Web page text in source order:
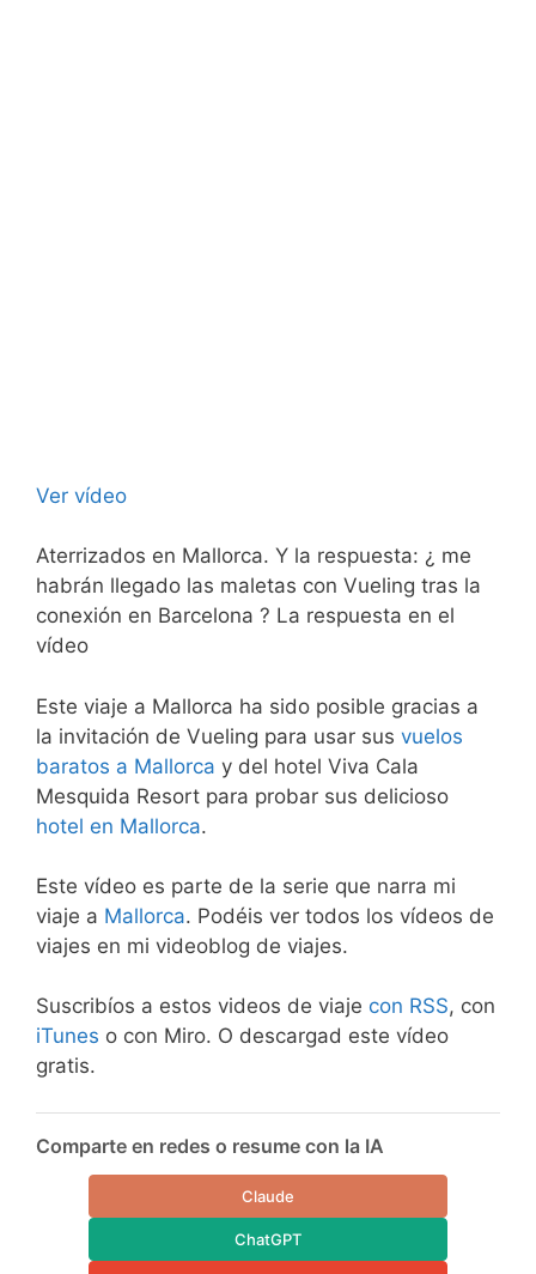
Ver vídeo
Aterrizados en Mallorca. Y la respuesta: ¿ me
habrán llegado las maletas con Vueling tras la
conexión en Barcelona ? La respuesta en el
vídeo
Este viaje a Mallorca ha sido posible gracias a
la invitación de Vueling para usar sus vuelos
baratos a Mallorca y del hotel Viva Cala
Mesquida Resort para probar sus delicioso
hotel en Mallorca.
Este vídeo es parte de la serie que narra mi
viaje a Mallorca. Podéis ver todos los vídeos de
viajes en mi videoblog de viajes.
Suscribíos a estos videos de viaje con RSS, con
iTunes o con Miro. O descargad este vídeo
gratis.
Comparte en redes o resume con la IA
Claude
ChatGPT